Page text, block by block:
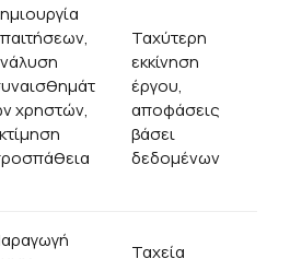
χρηστών,
Ταχύτερη
εκκίνηση
έργου,
αποφάσεις
βάσει
δεδομένων
Ταχεία